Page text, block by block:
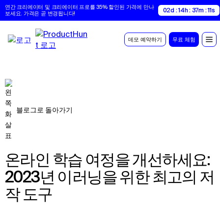
연간 크리에이터 및 크리에이터 프로를 35% 할인된 가격에 만나
보세요. 가격은 곧 변경됩니다!
02d : 14h : 37m : 10s
데모 예약하기 무료 체험
블로그로 돌아가기
온라인 학습 여정을 개선하세요:
2023년 이러닝을 위한 최고의 저
작 도구